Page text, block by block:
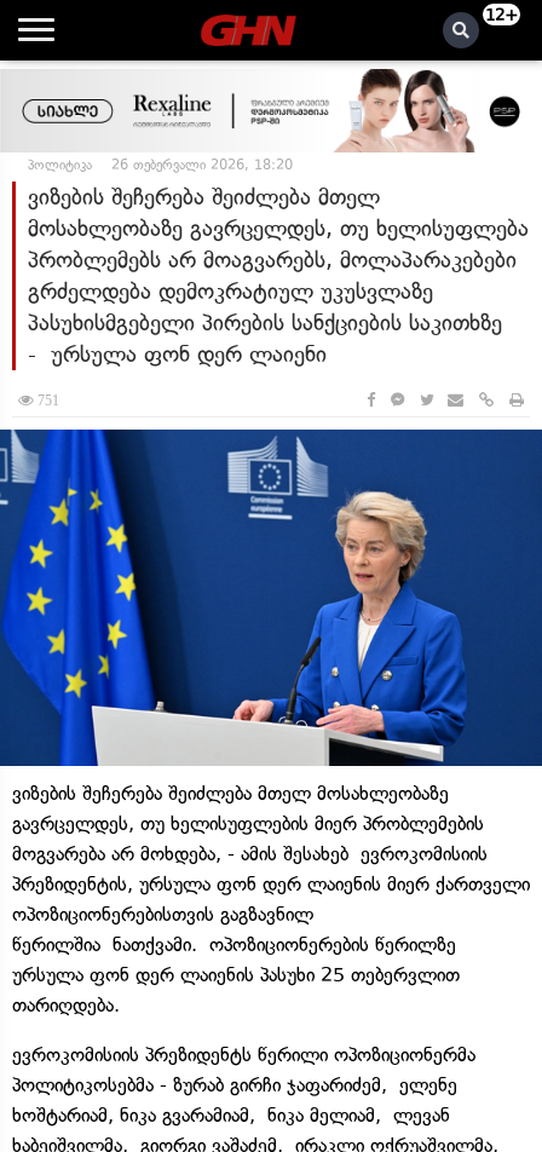
12+
პოლიტიკა 26 თებერვალი 2026, 18:20
ვიზების შეჩერება შეიძლება მთელ
მოსახლეობაზე გავრცელდეს, თუ ხელისუფლება
პრობლემებს არ მოაგვარებს, მოლაპარაკებები
გრძელდება დემოკრატიულ უკუსვლაზე
პასუხისმგებელი პირების სანქციების საკითხზე
- ურსულა ფონ დერ ლაიენი
751
ვიზების შეჩერება შეიძლება მთელ მოსახლეობაზე
გავრცელდეს, თუ ხელისუფლების მიერ პრობლემების
მოგვარება არ მოხდება, - ამის შესახებ ევროკომისიის
პრეზიდენტის, ურსულა ფონ დერ ლაიენის მიერ ქართველი
ოპოზიციონერებისთვის გაგზავნილ
წერილშია ნათქვამი. ოპოზიციონერების წერილზე
ურსულა ფონ დერ ლაიენის პასუხი 25 თებერვლით
თარიღდება.
ევროკომისიის პრეზიდენტს წერილი ოპოზიციონერმა
პოლიტიკოსებმა - ზურაბ გირჩი ჯაფარიძემ, ელენე
ხოშტარიამ, ნიკა გვარამიამ, ნიკა მელიამ, ლევან
ხაბეიშვილმა, გიორგი ვაშაძემ, ირაკლი ოქრუაშვილმა,